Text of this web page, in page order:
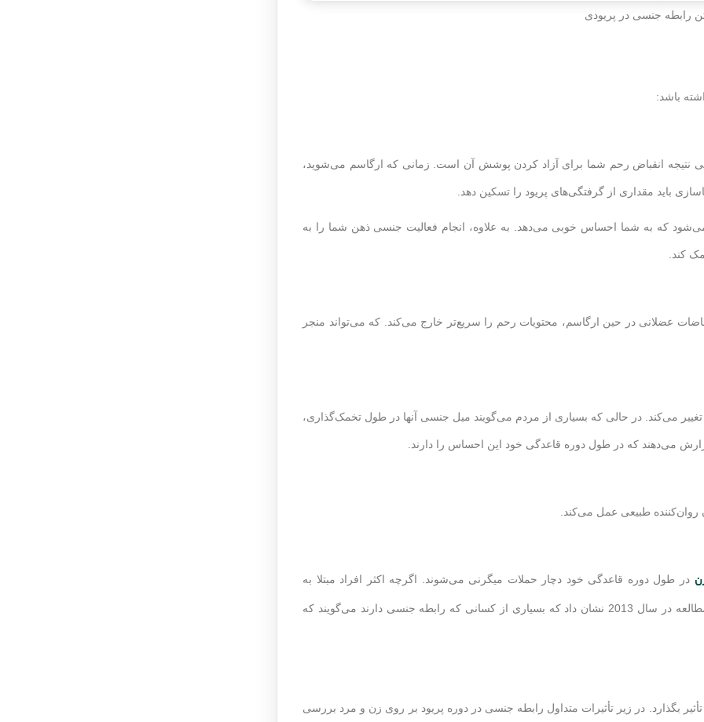
رابطه جنسی در پریودی
باشد:
نتیجه انقباض رحم شما برای آزاد کردن پوشش آن است. زمانی که ارگاسم می‌شوید،
باید مقداری از گرفتگی‌های پریود را تسکین دهد.
که به شما احساس خوبی می‌دهد. به علاوه، انجام فعالیت جنسی ذهن شما را به
کند.
عضلانی در حین ارگاسم، محتویات رحم را سریع‌تر خارج می‌کند. که می‌تواند منجر
می‌کند. در حالی که بسیاری از مردم می‌گویند میل جنسی آنها در طول تخمک‌گذاری،
روان‌کننده طبیعی عمل می‌کند.
در طول دوره قاعدگی خود دچار حملات میگرنی می‌شوند. اگرچه اکثر افراد مبتلا به
میگرن در طول قاعدگی از رابطه جنسی اجتناب می‌کنند، اما یک مطالعه در سال 2013 نشان داد که بسیاری از کسانی که رابطه جنسی دارند می‌گویند که
بگذارد. در زیر تأثیرات متداول رابطه جنسی در دوره پریود بر روی زن و مرد بررسی